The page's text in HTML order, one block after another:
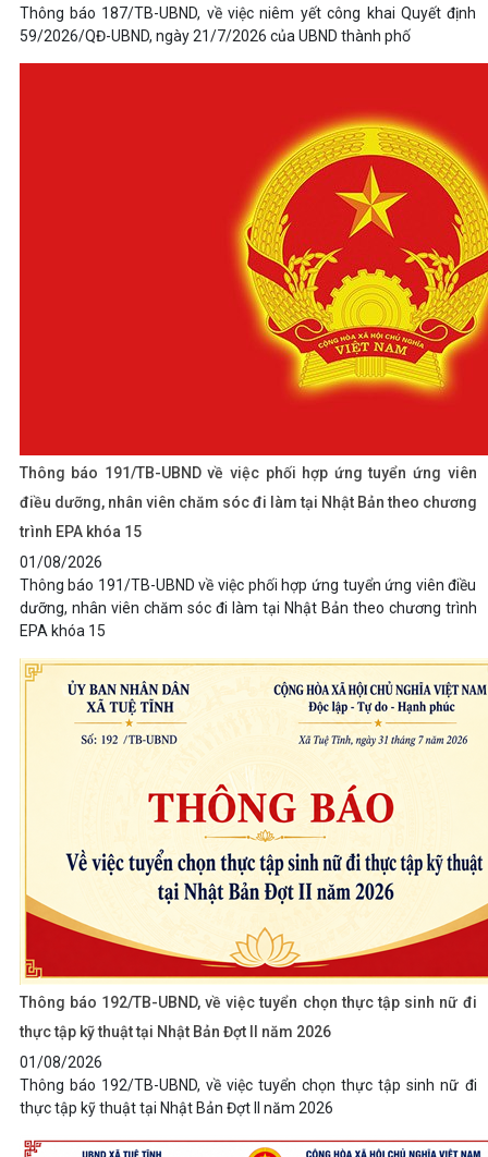
Thông báo 187/TB-UBND, về việc niêm yết công khai Quyết định
59/2026/QĐ-UBND, ngày 21/7/2026 của UBND thành phố
Thông báo 191/TB-UBND về việc phối hợp ứng tuyển ứng viên
điều dưỡng, nhân viên chăm sóc đi làm tại Nhật Bản theo chương
trình EPA khóa 15
01/08/2026
Thông báo 191/TB-UBND về việc phối hợp ứng tuyển ứng viên điều
dưỡng, nhân viên chăm sóc đi làm tại Nhật Bản theo chương trình
EPA khóa 15
Thông báo 192/TB-UBND, về việc tuyển chọn thực tập sinh nữ đi
thực tập kỹ thuật tại Nhật Bản Đợt II năm 2026
01/08/2026
Thông báo 192/TB-UBND, về việc tuyển chọn thực tập sinh nữ đi
thực tập kỹ thuật tại Nhật Bản Đợt II năm 2026